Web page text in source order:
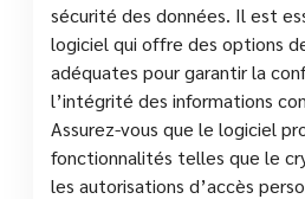
sécurité des données. Il est
logiciel qui offre des options
adéquates pour garantir la
l’intégrité des informations
Assurez-vous que le logiciel
fonctionnalités telles que le
les autorisations d’accès